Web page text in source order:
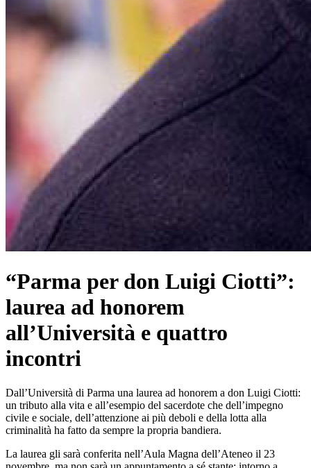
“Parma per don Luigi Ciotti”:
laurea ad honorem
all’Università e quattro
incontri
Dall’Università di Parma una laurea ad honorem a don Luigi Ciotti:
un tributo alla vita e all’esempio del sacerdote che dell’impegno
civile e sociale, dell’attenzione ai più deboli e della lotta alla
criminalità ha fatto da sempre la propria bandiera.
La laurea gli sarà conferita nell’Aula Magna dell’Ateneo il 23